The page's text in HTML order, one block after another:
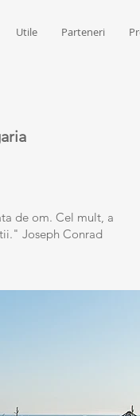
Utile Parteneri
de om. Cel mult, a
Joseph Conrad